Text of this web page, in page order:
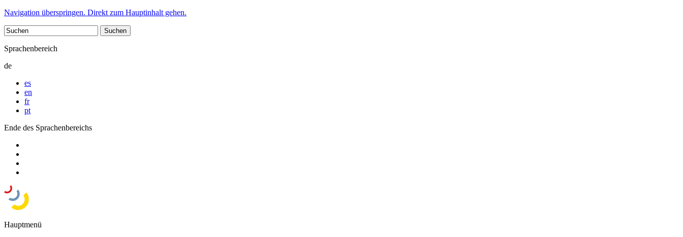
Navigation überspringen. Direkt zum Hauptinhalt gehen.
Sprachenbereich
de
es
en
fr
pt
Ende des Sprachenbereichs
Hauptmenü